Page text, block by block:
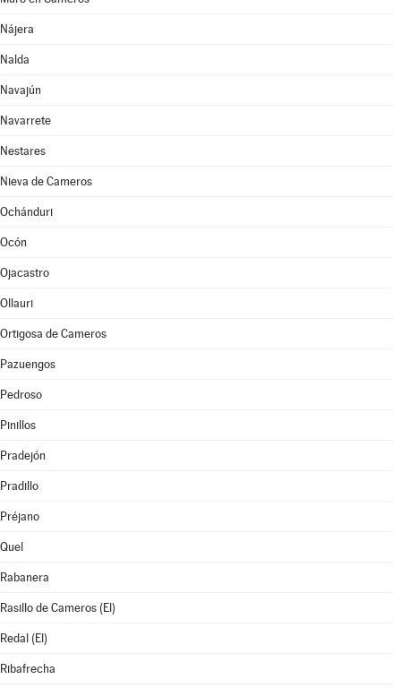
Nájera
Nalda
Navajún
Navarrete
Nestares
Nieva de Cameros
Ochánduri
Ocón
Ojacastro
Ollauri
Ortigosa de Cameros
Pazuengos
Pedroso
Pinillos
Pradejón
Pradillo
Préjano
Quel
Rabanera
Rasillo de Cameros (El)
Redal (El)
Ribafrecha